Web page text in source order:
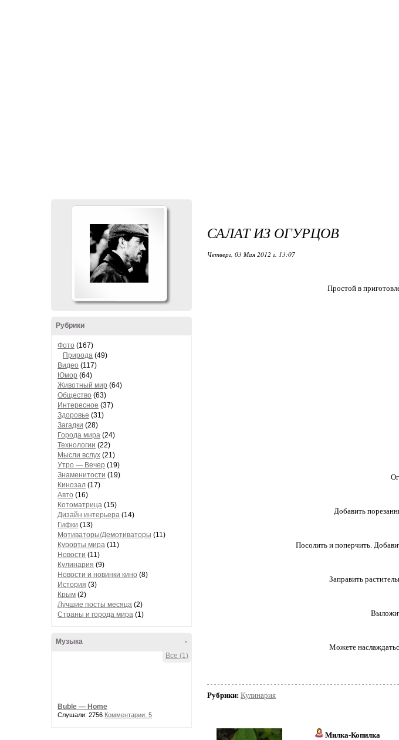
Рубрики
Фото (167)
Природа (49)
Видео (117)
Юмор (64)
Животный мир (64)
Общество (63)
Интересное (37)
Здоровье (31)
Загадки (28)
Города мира (24)
Технологии (22)
Мысли вслух (21)
Утро — Вечер (19)
Знаменитости (19)
Кинозал (17)
Авто (16)
Котоматрица (15)
Дизайн интерьера (14)
Гифки (13)
Мотиваторы/Демотиваторы (11)
Курорты мира (11)
Новости (11)
Кулинария (9)
Новости и новинки кино (8)
История (3)
Крым (2)
Лучшие посты месяца (2)
Страны и города мира (1)
-
Музыка
Все (1)
Buble — Home
Слушали: 2756 Комментарии: 5
САЛАТ ИЗ ОГУРЦОВ
Четверг, 03 Мая 2012 г. 13:07
Простой в
Добавить
Посолить и поперчить.
Заправить
Можете
Рубрики: Кулинария
Милка-Копилка